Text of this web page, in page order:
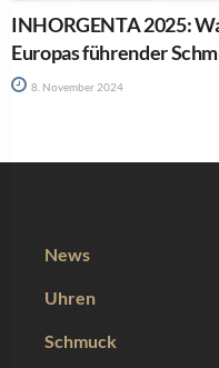
INHORGENTA 2025:
Europas führender
8. November 2024
News
Uhren
Schmuck